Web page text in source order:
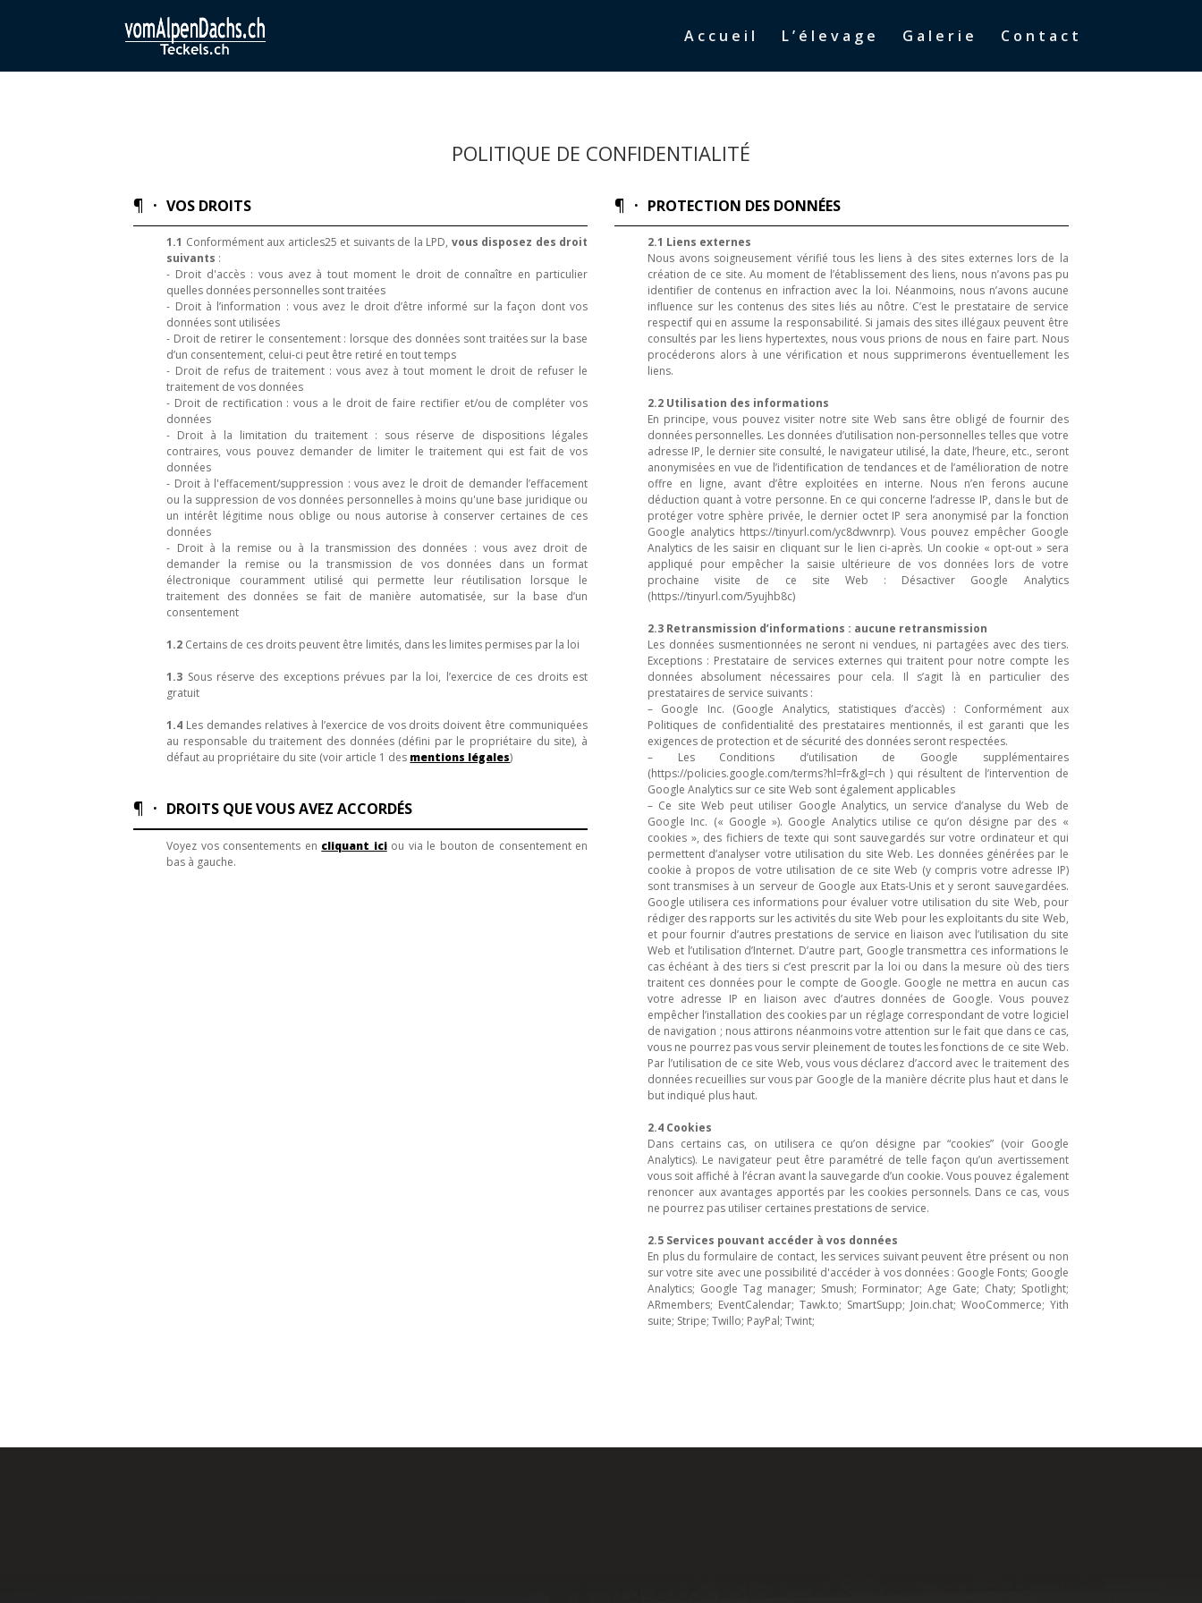
Accueil L’élevage Galerie Contact
POLITIQUE DE CONFIDENTIALITÉ
¶ ·VOS DROITS
1.1 Conformément aux articles25 et suivants de la LPD, vous disposez des droit
suivants :
- Droit d'accès : vous avez à tout moment le droit de connaître en particulier
quelles données personnelles sont traitées
- Droit à l’information : vous avez le droit d’être informé sur la façon dont vos
données sont utilisées
- Droit de retirer le consentement : lorsque des données sont traitées sur la base
d’un consentement, celui-ci peut être retiré en tout temps
- Droit de refus de traitement : vous avez à tout moment le droit de refuser le
traitement de vos données
- Droit de rectification : vous a le droit de faire rectifier et/ou de compléter vos
données
- Droit à la limitation du traitement : sous réserve de dispositions légales
contraires, vous pouvez demander de limiter le traitement qui est fait de vos
données
- Droit à l'effacement/suppression : vous avez le droit de demander l’effacement
ou la suppression de vos données personnelles à moins qu'une base juridique ou
un intérêt légitime nous oblige ou nous autorise à conserver certaines de ces
données
- Droit à la remise ou à la transmission des données : vous avez droit de
demander la remise ou la transmission de vos données dans un format
électronique couramment utilisé qui permette leur réutilisation lorsque le
traitement des données se fait de manière automatisée, sur la base d’un
consentement
1.2 Certains de ces droits peuvent être limités, dans les limites permises par la loi
1.3 Sous réserve des exceptions prévues par la loi, l’exercice de ces droits est
gratuit
1.4 Les demandes relatives à l’exercice de vos droits doivent être communiquées
au responsable du traitement des données (défini par le propriétaire du site), à
défaut au propriétaire du site (voir article 1 des mentions légales)
¶ · DROITS QUE VOUS AVEZ ACCORDÉS
Voyez vos consentements en cliquant iciou via le bouton de consentement en
bas à gauche.
¶ · PROTECTION DES DONNÉES
2.1 Liens externes
Nous avons soigneusement vérifié tous les liens à des sites externes lors de la
création de ce site. Au moment de l’établissement des liens, nous n’avons pas pu
identifier de contenus en infraction avec la loi. Néanmoins, nous n’avons aucune
influence sur les contenus des sites liés au nôtre. C’est le prestataire de service
respectif qui en assume la responsabilité. Si jamais des sites illégaux peuvent être
consultés par les liens hypertextes, nous vous prions de nous en faire part. Nous
procéderons alors à une vérification et nous supprimerons éventuellement les
liens.
2.2 Utilisation des informations
En principe, vous pouvez visiter notre site Web sans être obligé de fournir des
données personnelles. Les données d’utilisation non-personnelles telles que votre
adresse IP, le dernier site consulté, le navigateur utilisé, la date, l’heure, etc., seront
anonymisées en vue de l’identification de tendances et de l’amélioration de notre
offre en ligne, avant d’être exploitées en interne. Nous n’en ferons aucune
déduction quant à votre personne. En ce qui concerne l’adresse IP, dans le but de
protéger votre sphère privée, le dernier octet IP sera anonymisé par la fonction
Google analytics https://tinyurl.com/yc8dwvnrp). Vous pouvez empêcher Google
Analytics de les saisir en cliquant sur le lien ci-après. Un cookie « opt-out » sera
appliqué pour empêcher la saisie ultérieure de vos données lors de votre
prochaine visite de ce site Web : Désactiver Google Analytics
(https://tinyurl.com/5yujhb8c)
2.3 Retransmission d’informations : aucune retransmission
Les données susmentionnées ne seront ni vendues, ni partagées avec des tiers.
Exceptions : Prestataire de services externes qui traitent pour notre compte les
données absolument nécessaires pour cela. Il s’agit là en particulier des
prestataires de service suivants :
– Google Inc. (Google Analytics, statistiques d’accès) : Conformément aux
Politiques de confidentialité des prestataires mentionnés, il est garanti que les
exigences de protection et de sécurité des données seront respectées.
– Les Conditions d’utilisation de Google supplémentaires
(https://policies.google.com/terms?hl=fr&gl=ch ) qui résultent de l’intervention de
Google Analytics sur ce site Web sont également applicables
– Ce site Web peut utiliser Google Analytics, un service d’analyse du Web de
Google Inc. (« Google »). Google Analytics utilise ce qu’on désigne par des «
cookies », des fichiers de texte qui sont sauvegardés sur votre ordinateur et qui
permettent d’analyser votre utilisation du site Web. Les données générées par le
cookie à propos de votre utilisation de ce site Web (y compris votre adresse IP)
sont transmises à un serveur de Google aux Etats-Unis et y seront sauvegardées.
Google utilisera ces informations pour évaluer votre utilisation du site Web, pour
rédiger des rapports sur les activités du site Web pour les exploitants du site Web,
et pour fournir d’autres prestations de service en liaison avec l’utilisation du site
Web et l’utilisation d’Internet. D’autre part, Google transmettra ces informations le
cas échéant à des tiers si c’est prescrit par la loi ou dans la mesure où des tiers
traitent ces données pour le compte de Google. Google ne mettra en aucun cas
votre adresse IP en liaison avec d’autres données de Google. Vous pouvez
empêcher l’installation des cookies par un réglage correspondant de votre logiciel
de navigation ; nous attirons néanmoins votre attention sur le fait que dans ce cas,
vous ne pourrez pas vous servir pleinement de toutes les fonctions de ce site Web.
Par l’utilisation de ce site Web, vous vous déclarez d’accord avec le traitement des
données recueillies sur vous par Google de la manière décrite plus haut et dans le
but indiqué plus haut.
2.4 Cookies
Dans certains cas, on utilisera ce qu’on désigne par “cookies” (voir Google
Analytics). Le navigateur peut être paramétré de telle façon qu’un avertissement
vous soit affiché à l’écran avant la sauvegarde d’un cookie. Vous pouvez également
renoncer aux avantages apportés par les cookies personnels. Dans ce cas, vous
ne pourrez pas utiliser certaines prestations de service.
2.5 Services pouvant accéder à vos données
En plus du formulaire de contact, les services suivant peuvent être présent ou non
sur votre site avec une possibilité d'accéder à vos données : Google Fonts; Google
Analytics; Google Tag manager; Smush; Forminator; Age Gate; Chaty; Spotlight;
ARmembers; EventCalendar; Tawk.to; SmartSupp; Join.chat; WooCommerce; Yith
suite; Stripe; Twillo; PayPal; Twint;